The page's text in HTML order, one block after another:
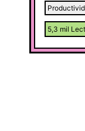
5,3 mil